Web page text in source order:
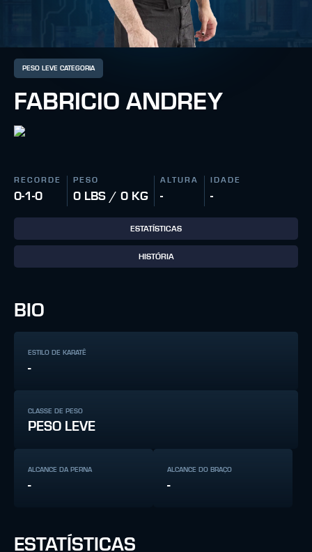
PESO LEVE CATEGORIA
FABRICIO ANDREY
RECORDE
0-1-0
PESO
0 LBS / 0 KG
ALTURA
-
IDADE
-
ESTATÍSTICAS
HISTÓRIA
BIO
ESTILO DE KARATÊ
-
CLASSE DE PESO
PESO LEVE
ALCANCE DA PERNA
-
ALCANCE DO BRAÇO
-
ESTATÍSTICAS